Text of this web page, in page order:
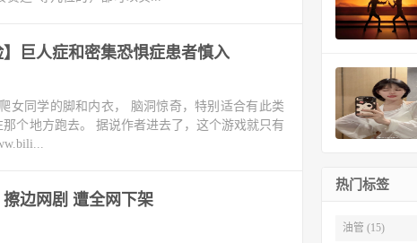
巨人症和密集恐惧症患者慎入
女同学的脚和内衣， 脑洞惊奇，特别适合有此类
个地方跑去。 据说作者进去了，这个游戏就只有
擦边网剧 遭全网下架
热门标签
油管 (15)